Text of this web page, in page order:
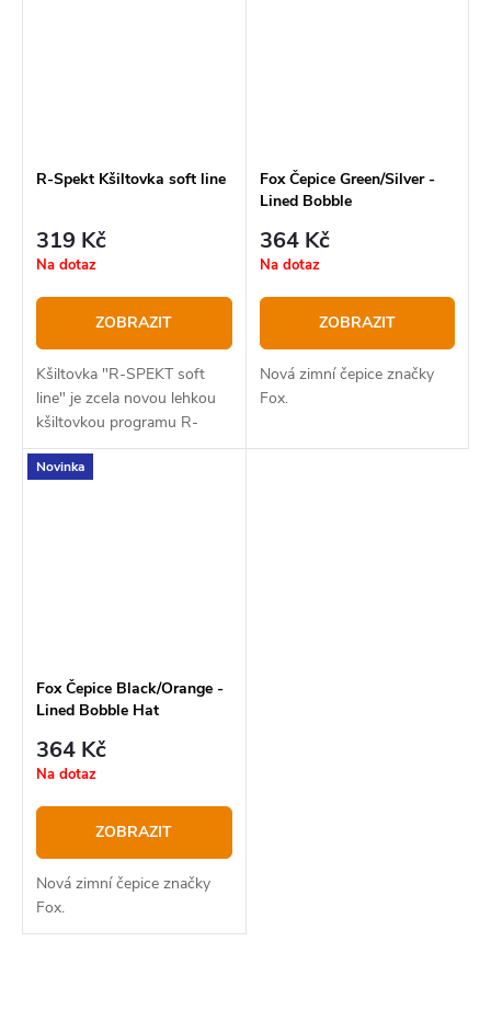
R-Spekt Kšiltovka soft line
319 Kč
Na dotaz
ZOBRAZIT
Kšiltovka "R-SPEKT soft
line" je zcela novou lehkou
kšiltovkou programu R-
SPEKT limited edition by
Marek Kvaltín.
Fox Čepice Green/Silver -
Lined Bobble
364 Kč
Na dotaz
ZOBRAZIT
Nová zimní čepice značky
Fox.
Novinka
Fox Čepice Black/Orange -
Lined Bobble Hat
364 Kč
Na dotaz
ZOBRAZIT
Nová zimní čepice značky
Fox.